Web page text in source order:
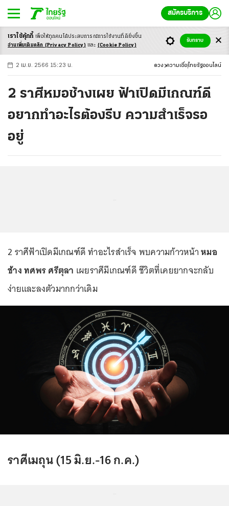
สมัครบริการ
-ก ก ก+
2 เม.ย. 2566 15:23 น. ดวง ความเชื่อ ไทยรัฐออนไลน์
2 ราศีหมอช้างเผย ฟ้าเปิดมีเกณฑ์ดี
อยากทำอะไรต้องรีบ ความสำเร็จรอ
อยู่
2 ราศีฟ้าเปิดมีเกณฑ์ดี ทำอะไรสำเร็จ พบความก้าวหน้าหมอ
ช้าง ทศพร ศรีตุลา เผยราศีมีเกณฑ์ดี ชีวิตที่เคยยากจะกลับ
ง่ายและลงตัวมากกว่าเดิม
ราศีเมถุน (15 มิ.ย.-16 ก.ค.)
เราใช้คุ้กกี้ เพื่อให้ทุกคนได้ประสบการณ์การใช้งานที่ดียิ่งขึ้น
อ่านเพิ่มเติมคลิก (Privacy Policy) และ (Cookie Policy)
รับทราบ